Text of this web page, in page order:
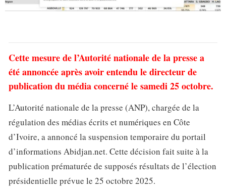
Cette mesure de l’Autorité nationale de la presse a
été annoncée après avoir entendu le directeur de
publication du média concerné le samedi 25 octobre.
L’Autorité nationale de la presse (ANP), chargée de la
régulation des médias écrits et numériques en Côte
d’Ivoire, a annoncé la suspension temporaire du portail
d’informations Abidjan.net. Cette décision fait suite à la
publication prématurée de supposés résultats de l’élection
présidentielle prévue le 25 octobre 2025.